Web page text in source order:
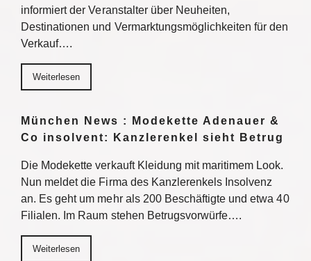
informiert der Veranstalter über Neuheiten,
Destinationen und Vermarktungsmöglichkeiten für den
Verkauf….
Weiterlesen
München News : Modekette Adenauer &
Co insolvent: Kanzlerenkel sieht Betrug
Die Modekette verkauft Kleidung mit maritimem Look.
Nun meldet die Firma des Kanzlerenkels Insolvenz
an. Es geht um mehr als 200 Beschäftigte und etwa 40
Filialen. Im Raum stehen Betrugsvorwürfe….
Weiterlesen